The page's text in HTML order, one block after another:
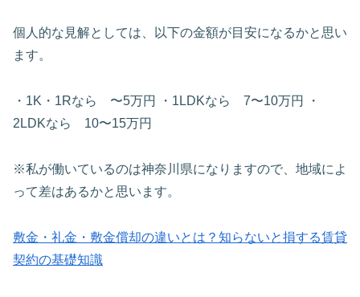
個人的な見解としては、以下の金額が目安になるかと思い
ます。
・1K・1Rなら 〜5万円 ・1LDKなら 7〜10万円 ・
2LDKなら 10〜15万円
※私が働いているのは神奈川県になりますので、地域によ
って差はあるかと思います。
敷金・礼金・敷金償却の違いとは？知らないと損する賃貸
契約の基礎知識